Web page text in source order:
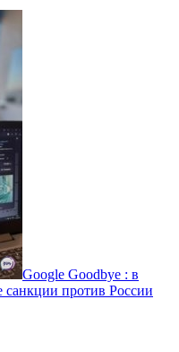
Google Goodbye : в
санкции против России